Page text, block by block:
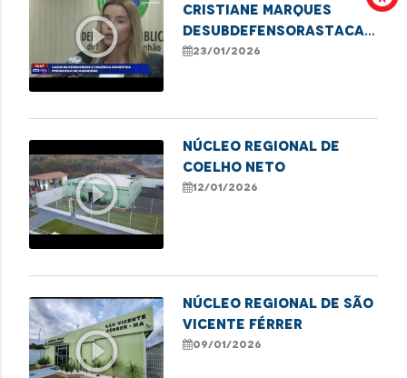
play_circle_outline
Cristiane Marques
deSubdefensorastaca
Defensoria Protetiva
23/01/2026
play_circle_outline
NÚCLEO REGIONAL DE
COELHO NETO
12/01/2026
play_circle_outline
NÚCLEO REGIONAL DE SÃO
VICENTE FÉRRER
09/01/2026